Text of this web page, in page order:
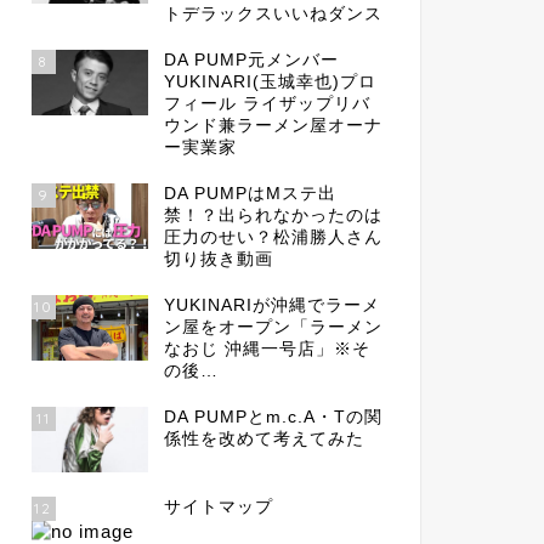
トデラックスいいねダンス
8
DA PUMP元メンバー
YUKINARI(玉城幸也)プロ
フィール ライザップリバ
ウンド兼ラーメン屋オーナ
ー実業家
9
DA PUMPはMステ出
禁！？出られなかったのは
圧力のせい？松浦勝人さん
切り抜き動画
10
YUKINARIが沖縄でラーメ
ン屋をオープン「ラーメン
なおじ 沖縄一号店」※そ
の後…
11
DA PUMPとm.c.A・Tの関
係性を改めて考えてみた
12 サイトマップ